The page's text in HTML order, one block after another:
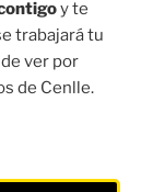
y te
trabajará tu
ver por
de Cenlle.